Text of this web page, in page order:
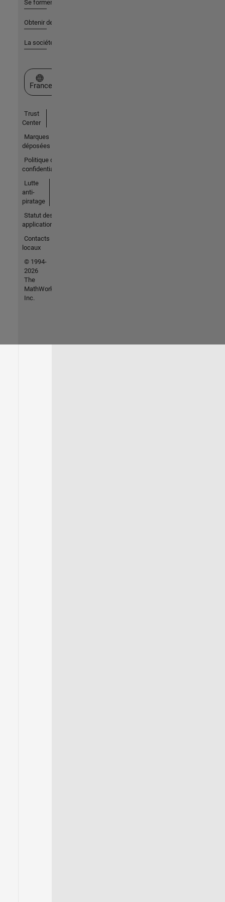
Se former
Obtenir de l'aide
La société
Sélectionner un site web
France
Trust
Center
Marques
déposées
Politique de
confidentialité
Lutte
anti-
piratage
Statut des
applications
Contacts
locaux
© 1994-
2026
The
MathWorks,
Inc.